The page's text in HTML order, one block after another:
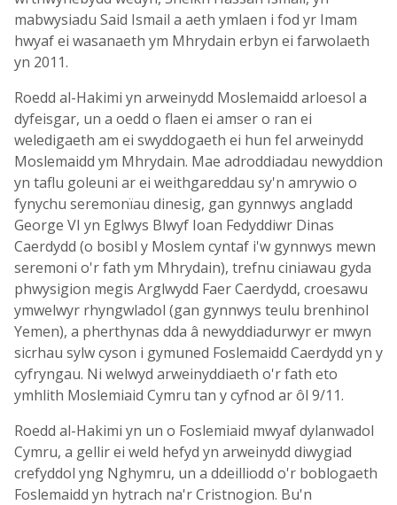
mabwysiadu Said Ismail a aeth ymlaen i fod yr Imam
hwyaf ei wasanaeth ym Mhrydain erbyn ei farwolaeth
yn 2011.
Roedd al-Hakimi yn arweinydd Moslemaidd arloesol a
dyfeisgar, un a oedd o flaen ei amser o ran ei
weledigaeth am ei swyddogaeth ei hun fel arweinydd
Moslemaidd ym Mhrydain. Mae adroddiadau newyddion
yn taflu goleuni ar ei weithgareddau sy'n amrywio o
fynychu seremonïau dinesig, gan gynnwys angladd
George VI yn Eglwys Blwyf Ioan Fedyddiwr Dinas
Caerdydd (o bosibl y Moslem cyntaf i'w gynnwys mewn
seremoni o'r fath ym Mhrydain), trefnu ciniawau gyda
phwysigion megis Arglwydd Faer Caerdydd, croesawu
ymwelwyr rhyngwladol (gan gynnwys teulu brenhinol
Yemen), a pherthynas dda â newyddiadurwyr er mwyn
sicrhau sylw cyson i gymuned Foslemaidd Caerdydd yn y
cyfryngau. Ni welwyd arweinyddiaeth o'r fath eto
ymhlith Moslemiaid Cymru tan y cyfnod ar ôl 9/11.
Roedd al-Hakimi yn un o Foslemiaid mwyaf dylanwadol
Cymru, a gellir ei weld hefyd yn arweinydd diwygiad
crefyddol yng Nghymru, un a ddeilliodd o'r boblogaeth
Foslemaidd yn hytrach na'r Cristnogion. Bu'n